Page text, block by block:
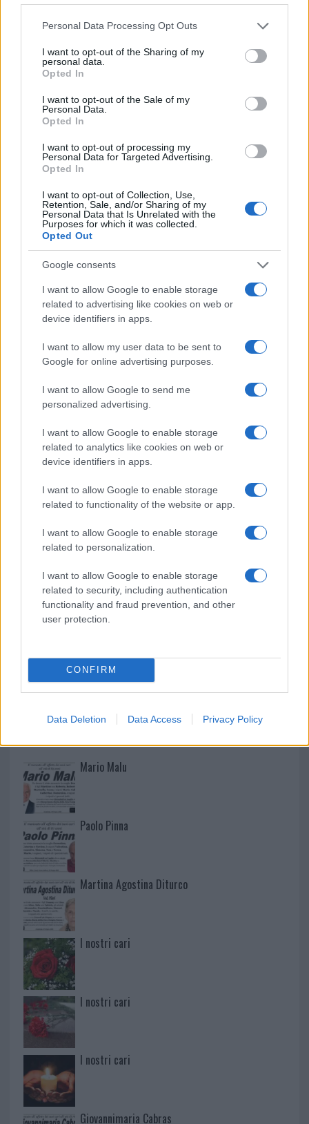
Please note that this website/app uses one or more Google
not limited to your visit or usage behaviour. You may click to
grant or deny consent to Google and its third-party tags to
use your data for below specified purposes in below Google
consent section.
Personal Data Processing Opt Outs
I want to opt-out of the Sharing of my
personal data.
Opted In
I want to opt-out of the Sale of my
Personal Data.
Opted In
I want to opt-out of processing my
Personal Data for Targeted Advertising.
Opted In
I want to opt-out of Collection, Use,
Retention, Sale, and/or Sharing of my
Personal Data that Is Unrelated with the
Purposes for which it was collected.
Opted Out
Google consents
I want to allow Google to enable storage
related to advertising like cookies on web or
device identifiers in apps.
I want to allow my user data to be sent to
Google for online advertising purposes.
I want to allow Google to send me
personalized advertising.
I want to allow Google to enable storage
related to analytics like cookies on web or
device identifiers in apps.
I want to allow Google to enable storage
related to functionality of the website or app.
I want to allow Google to enable storage
related to personalization.
I want to allow Google to enable storage
related to security, including authentication
functionality and fraud prevention, and other
user protection.
CONFIRM
Data Deletion Data Access Privacy Policy
F
a
ce
b
o
o
k
T
w
it
te
r
Pi
n
te
st
W
h
at
A
p
S
h
a
Gallura
Michelle Hunziker in Gallura, bella anche dal
vivo: un amico vip svela come fa
Calangianus, dopo le polemiche il centro
accoglienza minori chiude
Olbia, divieto di sosta contro spaccio e degrado:
Pausa caffè impeccabile: come scegliere la
soluzione ideale per la casa e l’ufficio
Monte Pino, la fine di un lungo dolore: storia e
rinascita della strada che segnò la Gallura
Raid nelle campagne di Berchidda, rischio per
la rete elettrica
NECROLOGIE
Mario Malu
Paolo Pinna
Martina Agostina Diturco
I nostri cari
I nostri cari
I nostri cari
Giovannimaria Cabras